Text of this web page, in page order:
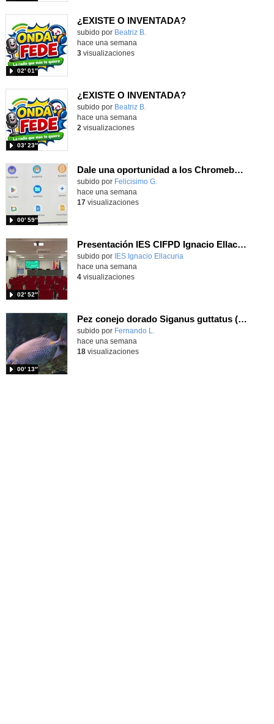
¿EXISTE O INVENTADA?
Contenido educativo.
subido por Beatriz B.
02′ 01″
hace una semana
3visualizaciones
¿EXISTE O INVENTADA?
Contenido educativo.
subido por Beatriz B.
03′ 23″
hace una semana
2 visualizaciones
Dale una oportunidad a los Chromebooks y utiliza un proyector para realizar talleres si no tienes pantallas táctiles
Contenido educativo.
subido por Felicisimo G.
00′ 59″
hace una semana
17visualizaciones
Presentación IES CIFPD Ignacio Ellacuría
Contenido educativo.
subido por IES Ignacio Ellacuria
02′ 52″
hace una semana
4visualizaciones
Pez conejo dorado Siganus guttatus (Bloch, 1786)
Contenido educativo.
subido por Fernando L.
00′ 13″
hace una semana
18visualizaciones